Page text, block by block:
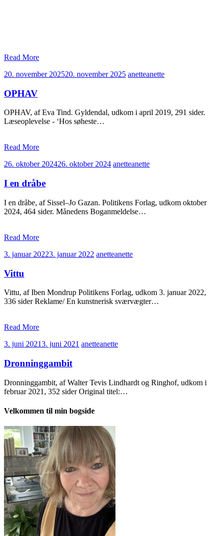
Read More
20. november 202520. november 2025 anetteanette
OPHAV
OPHAV, af Eva Tind. Gyldendal, udkom i april 2019, 291 sider.
Læseoplevelse - ‘Hos søheste…
Read More
26. oktober 202426. oktober 2024 anetteanette
I en dråbe
I en dråbe, af Sissel–Jo Gazan. Politikens Forlag, udkom oktober
2024, 464 sider. Månedens Boganmeldelse…
Read More
3. januar 20223. januar 2022 anetteanette
Vittu
Vittu, af Iben Mondrup Politikens Forlag, udkom 3. januar 2022,
336 sider Reklame/ En kunstnerisk sværvægter…
Read More
3. juni 20213. juni 2021 anetteanette
Dronninggambit
Dronninggambit, af Walter Tevis Lindhardt og Ringhof, udkom i
februar 2021, 352 sider Original titel:…
Velkommen til min bogside